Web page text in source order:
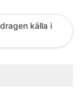
källa i